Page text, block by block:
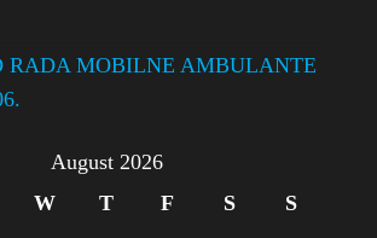
RADA MOBILNE AMBULANTE
August 2026
W T F S
S